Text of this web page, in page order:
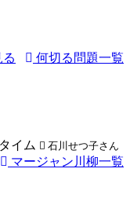
何切る問題一覧
イム 石川せつ子さん
マージャン川柳一覧